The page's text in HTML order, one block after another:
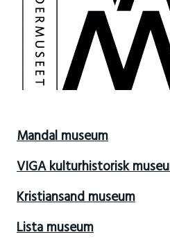
Mandal museum
VIGA kulturhistorisk
Kristiansand museum
Lista museum